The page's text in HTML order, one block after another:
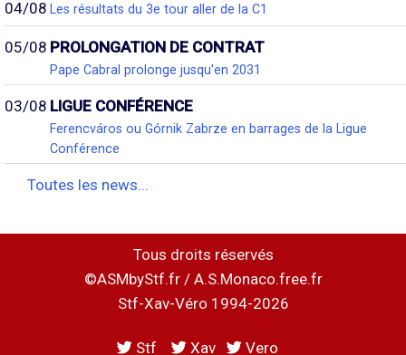
04/08 Les résultats du 3e tour aller de la C1
05/08 PROLONGATION DE CONTRAT
Pape Cabral prolonge jusqu'en 2031
03/08 LIGUE CONFÉRENCE
Ferencváros ou Górnik Zabrze en barrages de la Ligue
Conférence
Toutes les news...
Tous droits réservés
©ASMbyStf.fr / A.S.Monaco.free.fr
Stf-Xav-Véro 1994-2026
Stf Xav Vero